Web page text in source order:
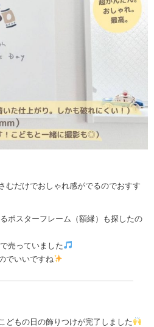
むだけでおしゃれ感がでるのでおすす
ポスターフレーム（額縁）も探したの
売っていました
でいいですね
どもの日の飾りつけが完了しました